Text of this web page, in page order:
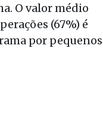
O valor médio
(67%) é
por pequenos